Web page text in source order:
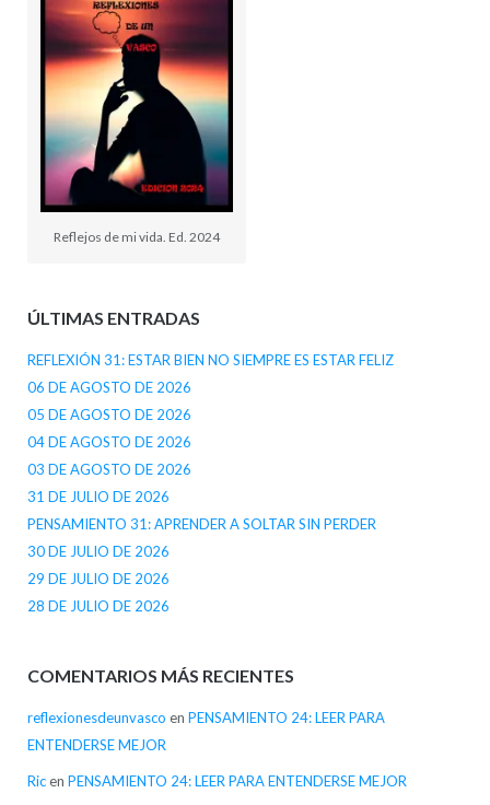
Reflejos de mi vida. Ed. 2024
ÚLTIMAS ENTRADAS
REFLEXIÓN 31: ESTAR BIEN NO SIEMPRE ES ESTAR FELIZ
06 DE AGOSTO DE 2026
05 DE AGOSTO DE 2026
04 DE AGOSTO DE 2026
03 DE AGOSTO DE 2026
31 DE JULIO DE 2026
PENSAMIENTO 31: APRENDER A SOLTAR SIN PERDER
30 DE JULIO DE 2026
29 DE JULIO DE 2026
28 DE JULIO DE 2026
COMENTARIOS MÁS RECIENTES
reflexionesdeunvasco en PENSAMIENTO 24: LEER PARA
ENTENDERSE MEJOR
Ricen PENSAMIENTO 24: LEER PARA ENTENDERSE MEJOR